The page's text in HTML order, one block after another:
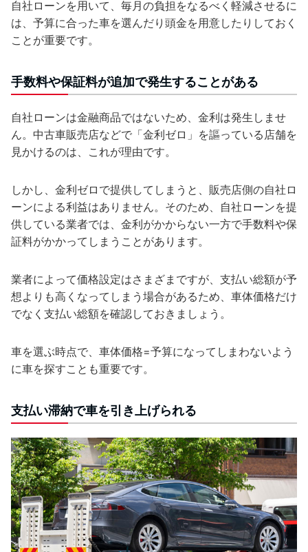
自社ローンを用いて、毎月の負担をなるべく軽減させるに
は、予算に合った車を選んだり頭金を用意したりしておく
ことが重要です。
手数料や保証料が追加で発生することがある
自社ローンは金融商品ではないため、金利は発生しませ
ん。中古車販売店などで「金利ゼロ」を謳っている店舗を
見かけるのは、これが理由です。
しかし、金利ゼロで提供してしまうと、販売店側の自社ロ
ーンによる利益はありません。そのため、自社ローンを提
供している業者では、金利がかからない一方で手数料や保
証料がかかってしまうことがあります。
業者によって価格設定はさまざまですが、支払い総額が予
想よりも高くなってしまう場合があるため、車体価格だけ
でなく支払い総額を確認しておきましょう。
車を選ぶ時点で、車体価格=予算になってしまわないよう
に車を探すことも重要です。
支払い滞納で車を引き上げられる